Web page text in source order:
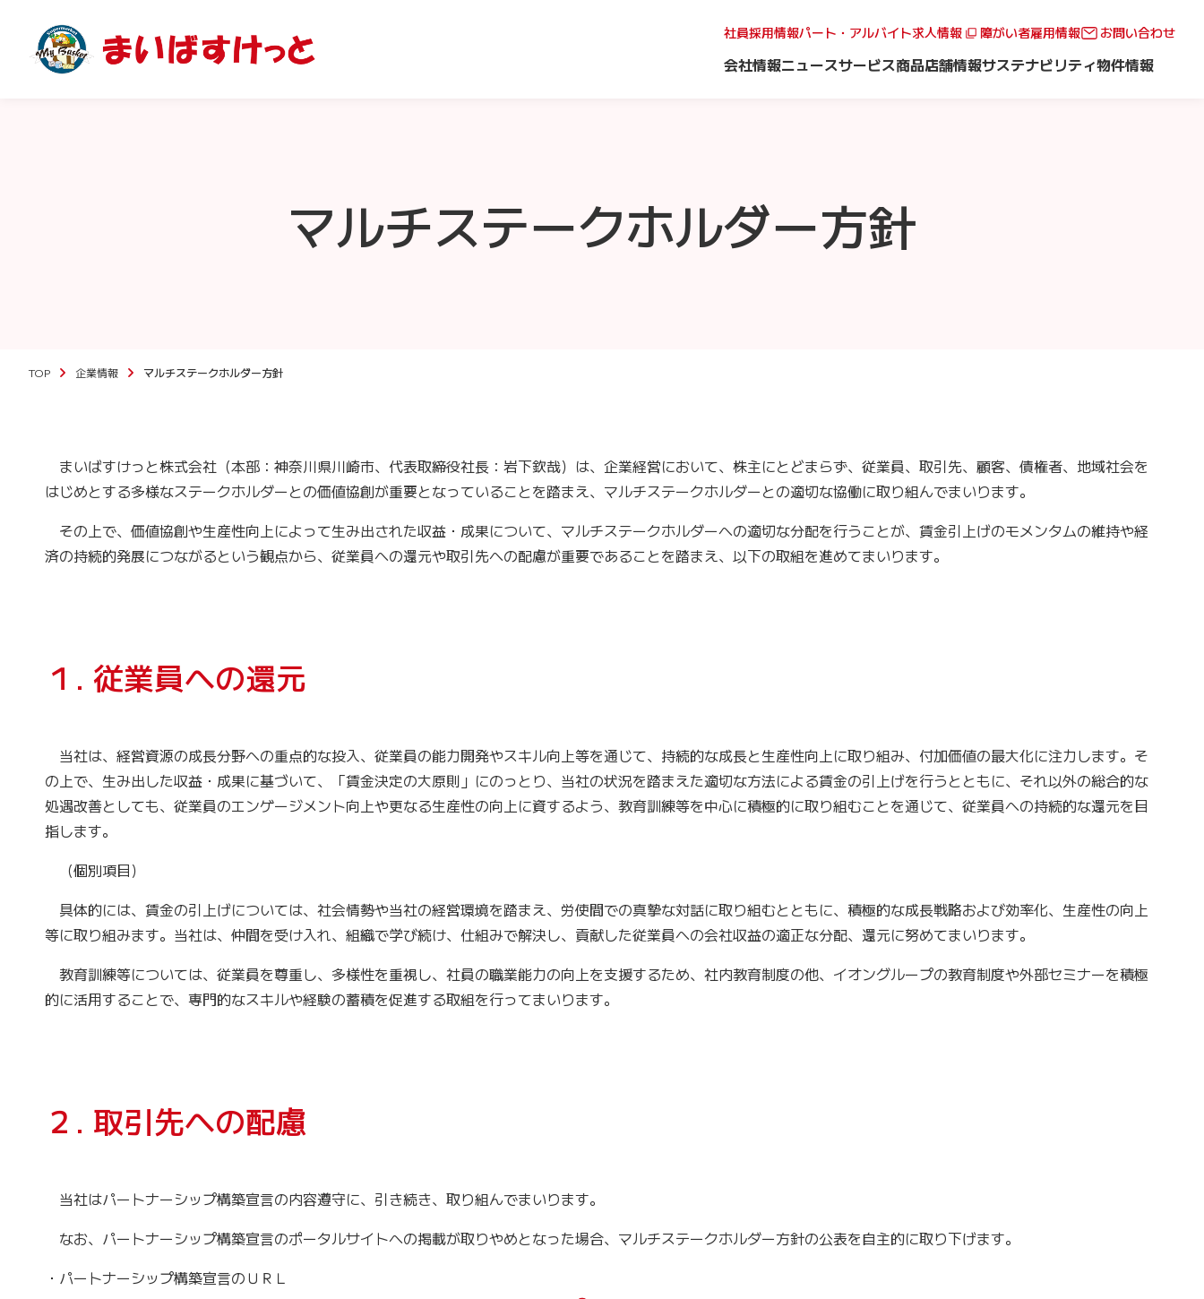
社員採用情報パート・アルバイト求人情報 障がい者雇用情報 お問い合わせ
会社情報ニュースサービス商品店舗情報サステナビリティ物件情報
マルチステークホルダー方針
TOP 企業情報 マルチステークホルダー方針
まいばすけっと株式会社（本部：神奈川県川崎市、代表取締役社長：岩下欽哉）は、企業経営において、株主にとどまらず、従業員、取引先、顧客、債権者、地域社会を
はじめとする多様なステークホルダーとの価値協創が重要となっていることを踏まえ、マルチステークホルダーとの適切な協働に取り組んでまいります。
その上で、価値協創や生産性向上によって生み出された収益・成果について、マルチステークホルダーへの適切な分配を行うことが、賃金引上げのモメンタムの維持や経
済の持続的発展につながるという観点から、従業員への還元や取引先への配慮が重要であることを踏まえ、以下の取組を進めてまいります。
１. 従業員への還元
当社は、経営資源の成長分野への重点的な投入、従業員の能力開発やスキル向上等を通じて、持続的な成長と生産性向上に取り組み、付加価値の最大化に注力します。そ
の上で、生み出した収益・成果に基づいて、「賃金決定の大原則」にのっとり、当社の状況を踏まえた適切な方法による賃金の引上げを行うとともに、それ以外の総合的な
処遇改善としても、従業員のエンゲージメント向上や更なる生産性の向上に資するよう、教育訓練等を中心に積極的に取り組むことを通じて、従業員への持続的な還元を目
指します。
（個別項目）
具体的には、賃金の引上げについては、社会情勢や当社の経営環境を踏まえ、労使間での真摯な対話に取り組むとともに、積極的な成長戦略および効率化、生産性の向上
等に取り組みます。当社は、仲間を受け入れ、組織で学び続け、仕組みで解決し、貢献した従業員への会社収益の適正な分配、還元に努めてまいります。
教育訓練等については、従業員を尊重し、多様性を重視し、社員の職業能力の向上を支援するため、社内教育制度の他、イオングループの教育制度や外部セミナーを積極
的に活用することで、専門的なスキルや経験の蓄積を促進する取組を行ってまいります。
２. 取引先への配慮
当社はパートナーシップ構築宣言の内容遵守に、引き続き、取り組んでまいります。
なお、パートナーシップ構築宣言のポータルサイトへの掲載が取りやめとなった場合、マルチステークホルダー方針の公表を自主的に取り下げます。
・パートナーシップ構築宣言のＵＲＬ